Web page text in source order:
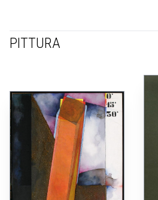
PITTURA